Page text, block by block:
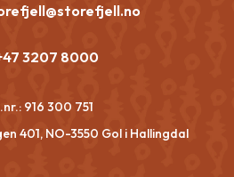
3207 8000
916 300 751
401, NO-3550 Gol i Hallingdal